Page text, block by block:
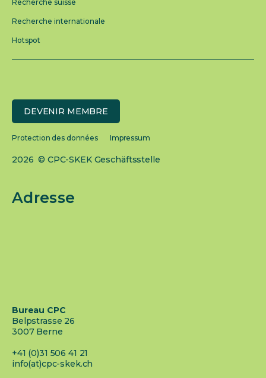
Recherche suisse
Recherche internationale
Hotspot
DEVENIR MEMBRE
Protection des données Impressum
2026 © CPC-SKEK Geschäftsstelle
Adresse
Bureau CPC
Belpstrasse 26
3007 Berne
+41 (0)31 506 41 21
info(at)cpc-skek.ch